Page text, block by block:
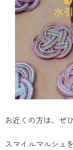
お近くの方は、ぜ
スマイルマルシェ